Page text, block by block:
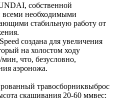
собственной
всеми необходимыми
стабильную работу от
создана для увеличения
на холостом ходу
что, безусловно,
аэроножа.
травосборниквыброс
скашивания 20-60 ммвес: